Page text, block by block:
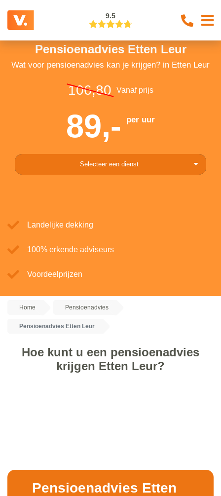
9.5
Pensioenadvies Etten Leur
Wat voor pensioenadvies kan je krijgen? in Etten Leur
106,80 Vanaf prijs
89,- per uur
Selecteer een dienst
Landelijke dekking
100% erkende adviseurs
Voordeelprijzen
Home Pensioenadvies
Pensioenadvies Etten Leur
Hoe kunt u een pensioenadvies
krijgen Etten Leur?
Pensioenadvies Etten